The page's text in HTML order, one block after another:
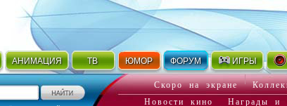
АНИМАЦИЯ ТВ ЮМОР ФОРУМ ИГРЫ
Скоро на экране
Новости кино
Награды и